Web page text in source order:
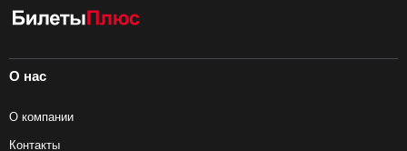
О нас
О компании
Контакты